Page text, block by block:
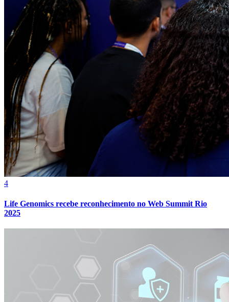
Atlético-MG
4
Life Genomics recebe reconhecimento no Web Summit Rio
2025